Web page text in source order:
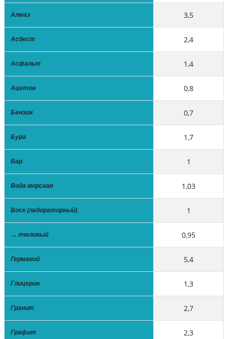
Алмаз 3,5
Асбест 2,4
Асфальт 1,4
Ацетон 0,8
Бензин 0,7
Бура 1,7
Вар 1
Вода морская 1,03
Воск (лабораторный) 1
→ пчелиный 0,95
Германий 5,4
Глицерин 1,3
Гранит 2,7
Графит 2,3